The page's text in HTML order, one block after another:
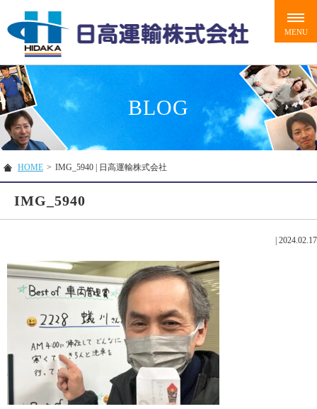
BLOG
HOME > IMG_5940 | 日高運輸株式会社
IMG_5940
| 2024.02.17